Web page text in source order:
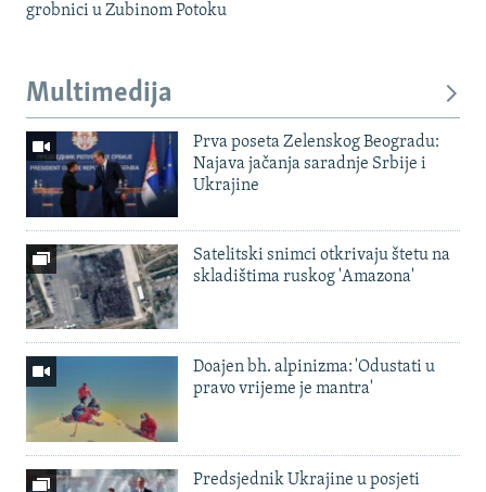
grobnici u Zubinom Potoku
Multimedija
Prva poseta Zelenskog Beogradu:
Najava jačanja saradnje Srbije i
Ukrajine
Satelitski snimci otkrivaju štetu na
skladištima ruskog 'Amazona'
Doajen bh. alpinizma: 'Odustati u
pravo vrijeme je mantra'
Predsjednik Ukrajine u posjeti